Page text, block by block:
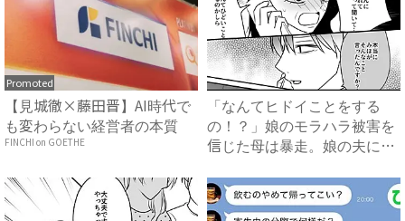
Promoted
【見城徹×藤田晋】AI時代で
も変わらない経営者の本質
FINCHI on GOETHE
「なんてヒドイことをする
の！？」娘のモラハラ被害を
信じた母は暴走。娘の夫に電